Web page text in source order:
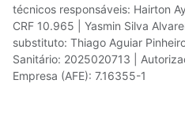
técnicos responsáveis: Hairton
CRF 10.965 | Yasmin Silva
substituto: Thiago Aguiar
Sanitário: 2025020713 |
Empresa (AFE): 7.16355-1